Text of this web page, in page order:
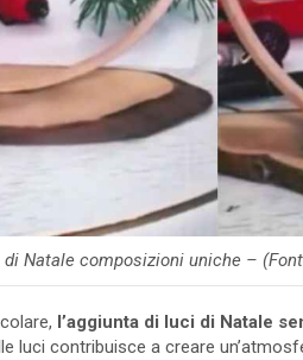
Natale composizioni uniche –
l’aggiunta di luci di Natale
luci contribuisce a creare